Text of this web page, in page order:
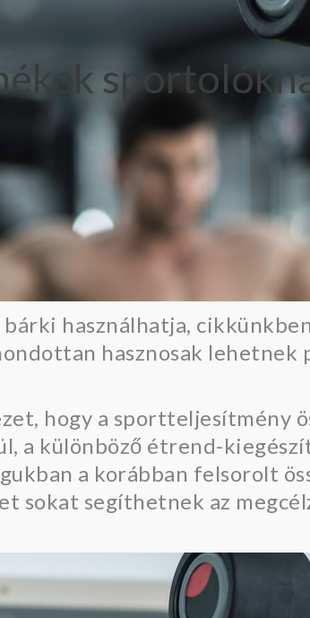
használhatja,
hasznosak lehetnek
hogy a sportteljesítmény
a különböző étrend-
a korábban felsorolt
sokat segíthetnek az